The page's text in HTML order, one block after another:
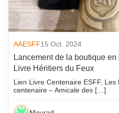
AAESFF15 Oct. 2024
Lancement de la boutique
Livre Héritiers du Feux
Lien Livre Centenaire ESFF,
centenaire – Amicale des […]